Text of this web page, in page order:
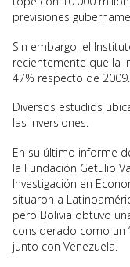
previsiones
Sin embargo, el
recientemente que la
47% respecto de 2009.
Diversos estudios
las inversiones.
En su último informe
la Fundación Getulio
Investigación en
situaron a
pero Bolivia obtuvo
considerado como un
junto con Venezuela.